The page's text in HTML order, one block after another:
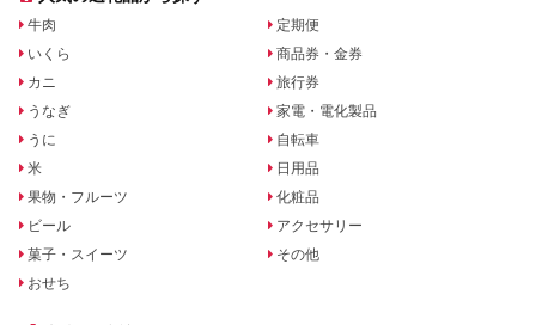
牛肉
いくら
カニ
うなぎ
うに
米
果物・フルーツ
ビール
菓子・スイーツ
おせち
定期便
商品券・金券
旅行券
家電・電化製品
自転車
日用品
化粧品
アクセサリー
その他